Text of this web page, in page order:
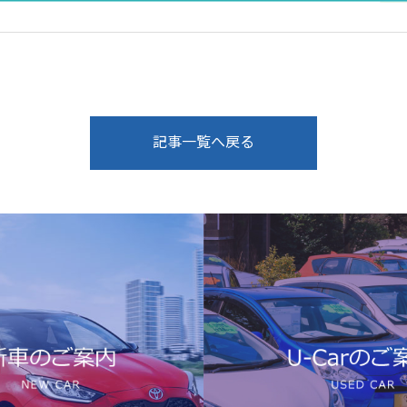
記事一覧へ戻る